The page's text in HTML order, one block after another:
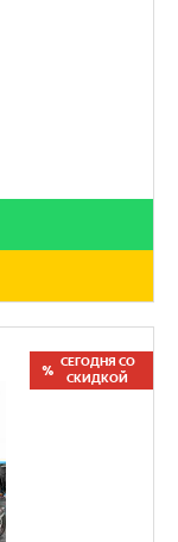
СЕГОДНЯ СО
СКИДКОЙ